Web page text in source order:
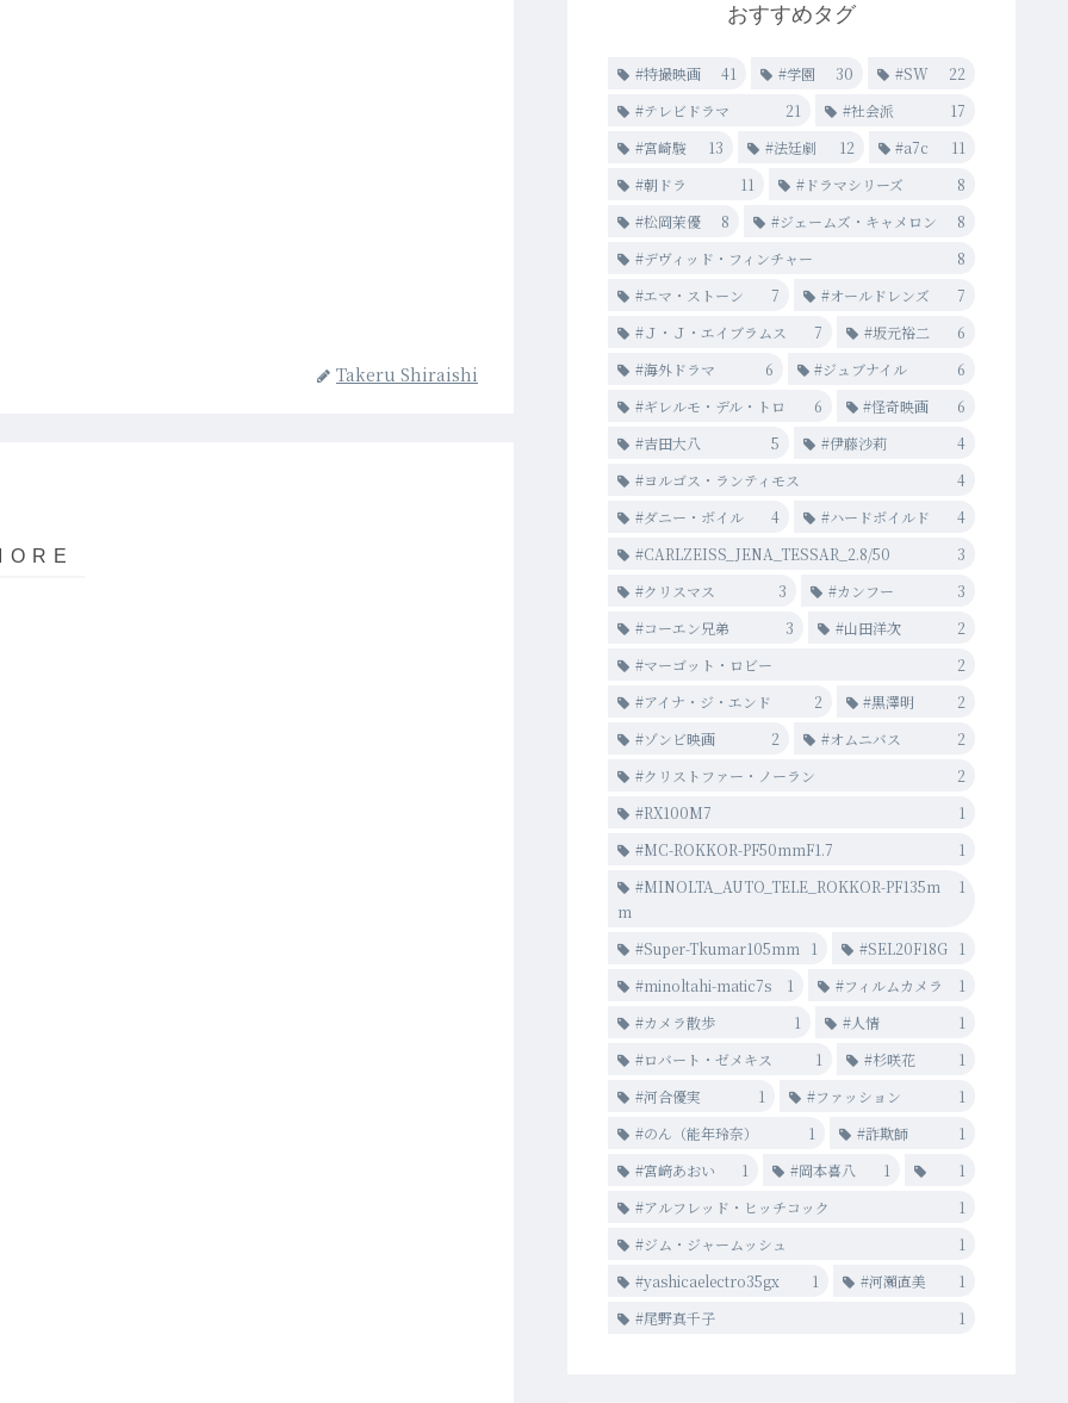
Takeru Shiraishi
おすすめタグ
#特撮映画 41 #学園 30 #SW
22
#テレビドラマ
21 #社会派
17
#宮崎駿
13 #法廷劇 12 #a7c
11
#朝ドラ
11 #ドラマシリーズ
8
#松岡茉優
8 #ジェームズ・キャメロン
8
#デヴィッド・フィンチャー
8
#エマ・ストーン
7 #オールドレンズ
7
#Ｊ・Ｊ・エイブラムス
7 #坂元裕二
6
#海外ドラマ
6 #ジュブナイル
6
#ギレルモ・デル・トロ
6 #怪奇映画
6
#吉田大八
5 #伊藤沙莉
4
#ヨルゴス・ランティモス
4
#ダニー・ボイル
4 #ハードボイルド
4
#CARLZEISS_JENA_TESSAR_2.8/50
3
#クリスマス
3 #カンフー
3
#コーエン兄弟
3 #山田洋次
2
#マーゴット・ロビー
2
#アイナ・ジ・エンド
2 #黒澤明
2
#ゾンビ映画
2 #オムニバス
2
#クリストファー・ノーラン
2
#RX100M7
1
#MC-ROKKOR-PF50mmF1.7
1
#MINOLTA_AUTO_TELE_ROKKOR-PF135m
m
1
#Super-Tkumar105mm 1 #SEL20F18G
1
#minoltahi-matic7s
1 #フィルムカメラ
1
#カメラ散歩
1 #人情
1
#ロバート・ゼメキス
1 #杉咲花
1
#河合優実
1 #ファッション
1
#のん（能年玲奈）
1 #詐欺師
1
#宮﨑あおい
1 #岡本喜八 1
1
#アルフレッド・ヒッチコック
1
#ジム・ジャームッシュ
1
#yashicaelectro35gx
1 #河瀨直美
1
#尾野真千子
1